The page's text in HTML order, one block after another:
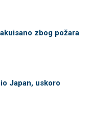
zbog požara
Japan, uskoro